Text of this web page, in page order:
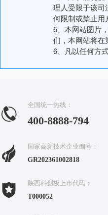
理人受限于该司
何限制或禁止用
5、本网站图片
们，本网站将在
6、凡以任何方
全国统一热线：
400-8888-794
国家高新技术企业编号：
GR202361002818
陕西科创板上市代码：
T000052